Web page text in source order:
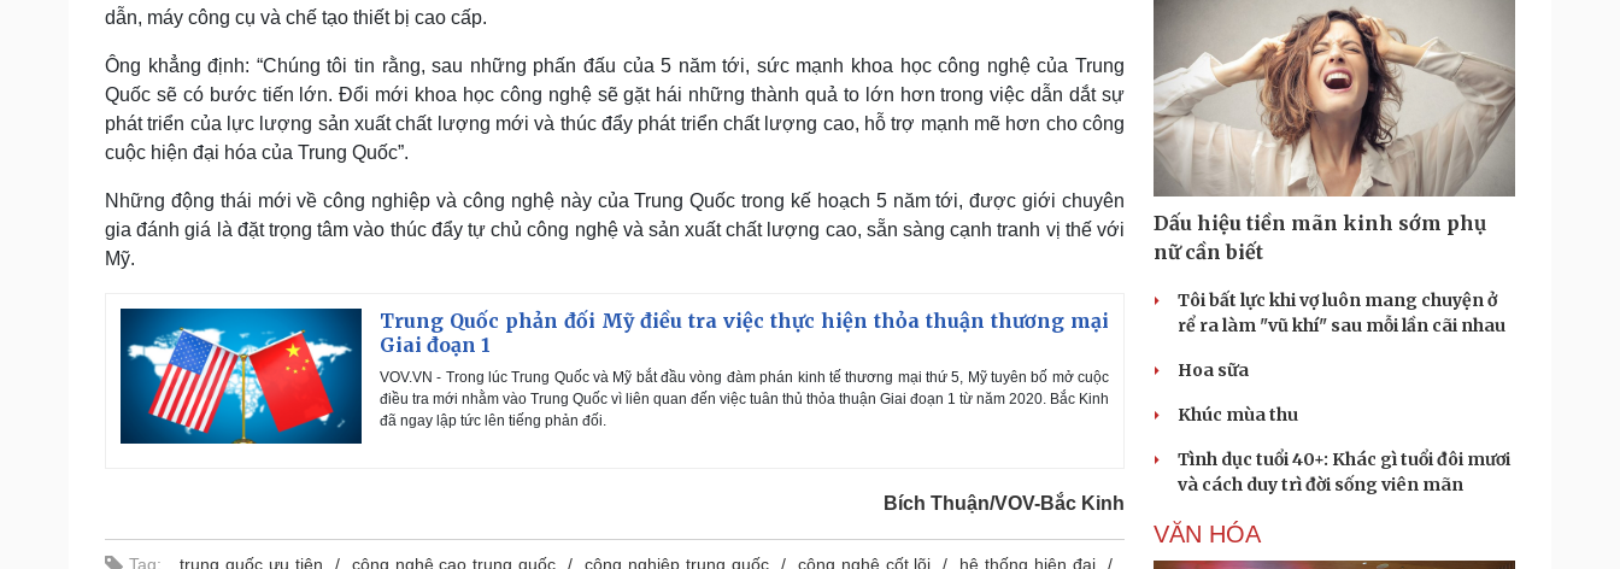
dẫn, máy công cụ và chế tạo thiết bị cao cấp.
Ông khẳng định: “Chúng tôi tin rằng, sau những phấn đấu của 5 năm tới, sức mạnh khoa học công nghệ của Trung
Quốc sẽ có bước tiến lớn. Đổi mới khoa học công nghệ sẽ gặt hái những thành quả to lớn hơn trong việc dẫn dắt sự
phát triển của lực lượng sản xuất chất lượng mới và thúc đẩy phát triển chất lượng cao, hỗ trợ mạnh mẽ hơn cho công
cuộc hiện đại hóa của Trung Quốc”.
Những động thái mới về công nghiệp và công nghệ này của Trung Quốc trong kế hoạch 5 năm tới, được giới chuyên
gia đánh giá là đặt trọng tâm vào thúc đẩy tự chủ công nghệ và sản xuất chất lượng cao, sẵn sàng cạnh tranh vị thế với
Mỹ.
Trung Quốc phản đối Mỹ điều tra việc thực hiện thỏa thuận thương mại
Giai đoạn 1
VOV.VN - Trong lúc Trung Quốc và Mỹ bắt đầu vòng đàm phán kinh tế thương mại thứ 5, Mỹ tuyên bố mở cuộc
điều tra mới nhằm vào Trung Quốc vì liên quan đến việc tuân thủ thỏa thuận Giai đoạn 1 từ năm 2020. Bắc Kinh
đã ngay lập tức lên tiếng phản đối.
Bích Thuận/VOV-Bắc Kinh
Tag: trung quốc ưu tiên công nghệ cao trung quốc công nghiệp trung quốc công nghệ cốt lõi
hệ thống hiện đại
Dấu hiệu tiền mãn kinh sớm phụ
nữ cần biết
Tôi bất lực khi vợ luôn mang chuyện ở
rể ra làm "vũ khí" sau mỗi lần cãi nhau
Hoa sữa
Khúc mùa thu
Tình dục tuổi 40+: Khác gì tuổi đôi mươi
và cách duy trì đời sống viên mãn
VĂN HÓA